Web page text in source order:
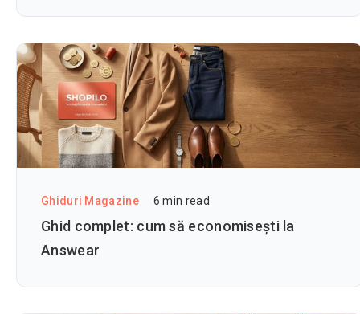
Ghiduri Magazine 6 min read
Ghid complet: cum să economisești la
Answear